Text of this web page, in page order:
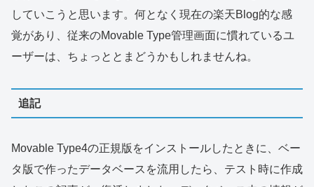
していこうと思います。何となく現在の楽天Blog的な感
覚があり、従来のMovable Type管理画面に慣れているユ
ーザーは、ちょっととまどうかもしれませんね。
追記
Movable Type4の正規版をインストールしたときに、ベー
タ版で作ったデータベースを流用したら、テスト時に作成